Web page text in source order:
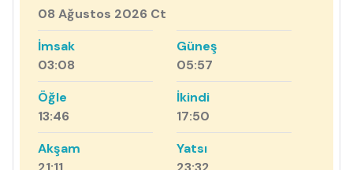
08 Ağustos 2026 Ct
İmsak
03:08
Güneş
05:57
Öğle
13:46
İkindi
17:50
Akşam
Yatsı